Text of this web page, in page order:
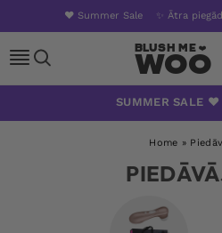
❤️ Summer Sale ✨ Ātra
Woo
SUMMER SALE
Home »